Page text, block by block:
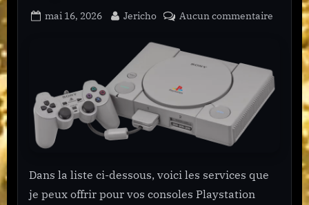
Posted
mai 16, 2026 By
Jericho Aucun commentairesur
PSONE
Forfait
Dans la liste ci-dessous, voici les services que
je peux offrir pour vos consoles Playstation